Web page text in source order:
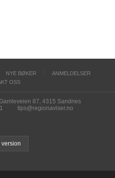
NYE BØKER
ANMELDELSER
OSS
87, 4315 Sandnes
tips@regionaviser.no
version